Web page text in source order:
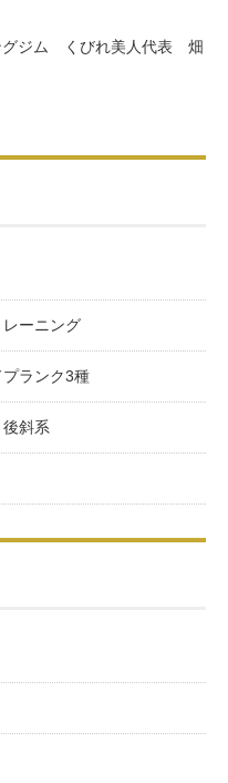
グジム くびれ美人代表 畑
ーニング
ランク3種
斜系